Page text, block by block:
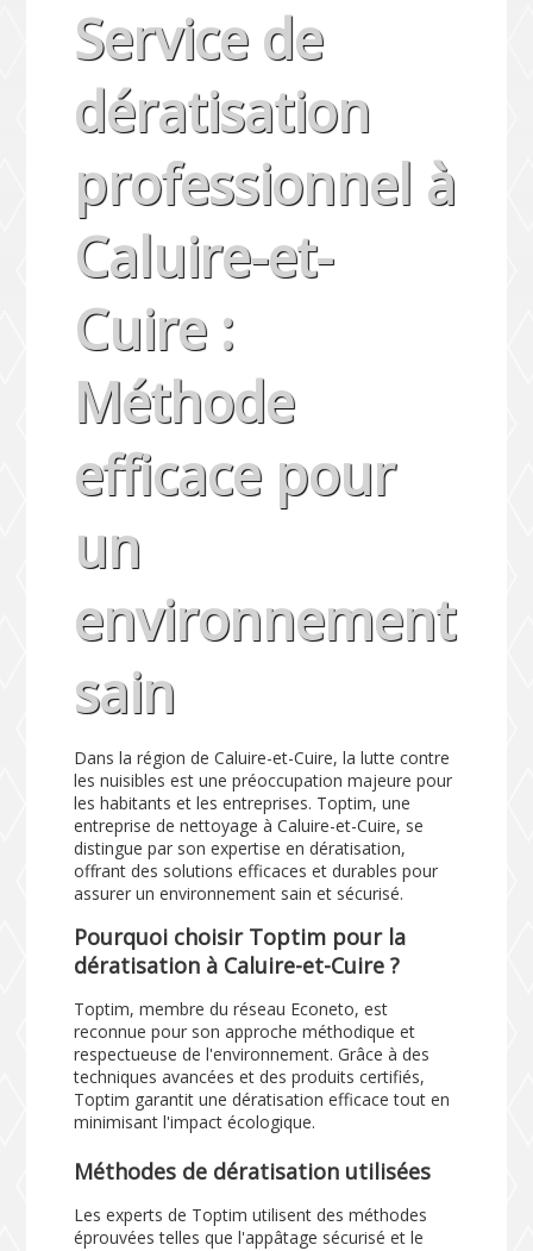
Service de
dératisation
professionnel à
Caluire-et-
Cuire :
Méthode
efficace pour
un
environnement
sain
Dans la région de Caluire-et-Cuire, la lutte contre
les nuisibles est une préoccupation majeure pour
les habitants et les entreprises. Toptim, une
entreprise de nettoyage à Caluire-et-Cuire, se
distingue par son expertise en dératisation,
offrant des solutions efficaces et durables pour
assurer un environnement sain et sécurisé.
Pourquoi choisir Toptim pour la
dératisation à Caluire-et-Cuire ?
Toptim, membre du réseau Econeto, est
reconnue pour son approche méthodique et
respectueuse de l'environnement. Grâce à des
techniques avancées et des produits certifiés,
Toptim garantit une dératisation efficace tout en
minimisant l'impact écologique.
Méthodes de dératisation utilisées
Les experts de Toptim utilisent des méthodes
éprouvées telles que l'appâtage sécurisé et le